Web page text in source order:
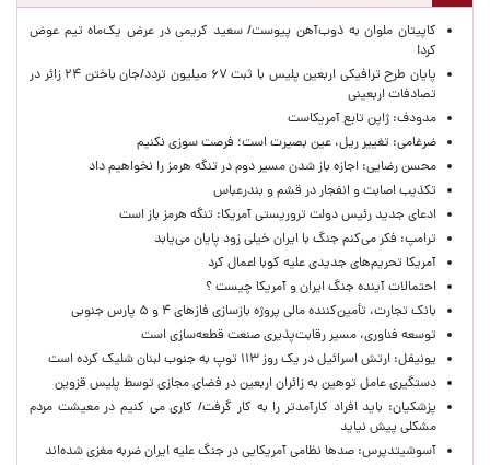
کاپیتان ملوان به ذوب‌آهن پیوست/ سعید کریمی در عرض یک‌ماه تیم عوض
کرد!
پایان طرح ترافیکی اربعین پلیس با ثبت ۶۷ میلیون تردد/جان باختن ۲۴ زائر در
تصادفات اربعینی
مدودف: ژاپن تابع آمریکاست
ضرغامی: تغییر ریل، عین بصیرت است؛ فرصت سوزی نکنیم
محسن رضایی: اجازه باز شدن مسیر دوم در تنگه هرمز را نخواهیم داد
تکذیب اصابت و انفجار در قشم و بندرعباس
ادعای جدید رئیس دولت تروریستی آمریکا: تنگه هرمز باز است
ترامپ: فکر می‌کنم جنگ با ایران خیلی زود پایان می‌یابد
آمریکا تحریم‌های جدیدی علیه کوبا اعمال کرد
احتمالات آینده جنگ ایران و آمریکا چیست ؟
بانک تجارت، تأمین‌کننده مالی پروژه بازسازی فازهای ۴ و ۵ پارس جنوبی
توسعه فناوری، مسیر رقابت‌پذیری صنعت قطعه‌سازی است
یونیفل: ارتش اسرائیل در یک روز ۱۱۳ توپ به جنوب لبنان شلیک کرده است
دستگیری عامل توهین به زائران اربعین در فضای مجازی توسط پلیس قزوین
پزشکیان: باید افراد کارآمدتر را به کار گرفت/ کاری می کنیم در معیشت مردم
مشکلی پیش نیاید
آسوشیتدپرس: صدها نظامی آمریکایی در جنگ علیه ایران ضربه مغزی شده‌اند